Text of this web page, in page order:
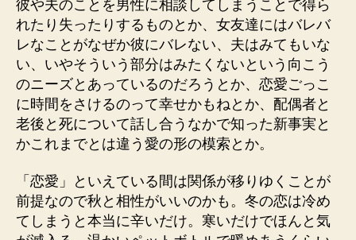
彼や夫のことを男性に相談してしまうことで得ら
れたり失ったりするものとか、女友達にはバレバ
レなことがなぜか彼にバレない、夫はみてもいな
い、いやそういう部分はみたくないという向こう
のニーズとあっているのだろうとか、恋愛ごっこ
に時間をさけるのって幸せかもねとか、配偶者と
老後と死について話し合うなかで知った新事実と
かこれまでとは違う愛の形の模索とか。
「恋愛」といえている間は関係が移りゆくことが
前提なので秋と相性がいいのかも。冬の恋は冷め
てしまうと本当に辛いだけ。寒いだけでほんと気